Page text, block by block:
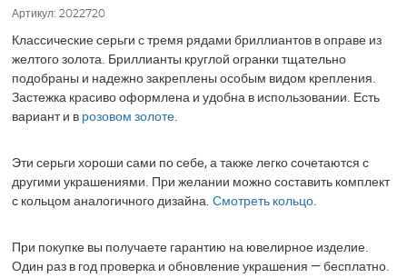
Артикул:2022720
Классические серьги с тремя рядами бриллиантов в оправе из
желтого золота. Бриллианты круглой огранки тщательно
подобраны и надежно закреплены особым видом крепления.
Застежка красиво оформлена и удобна в использовании. Есть
вариант и врозовом золоте.
Эти серьги хороши сами по себе, а также легко сочетаются с
другими украшениями. При желании можно составить комплект
с кольцом аналогичного дизайна.Смотреть кольцо.
При покупке вы получаете гарантию на ювелирное изделие.
Один раз в год проверка и обновление украшения — бесплатно.